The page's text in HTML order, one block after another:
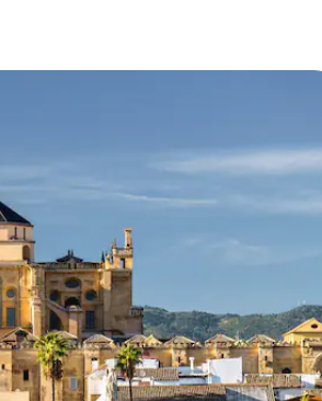
y hacia abajo o explora con el tacto o